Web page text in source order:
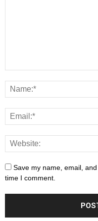
Save my name, email,
time I comment.